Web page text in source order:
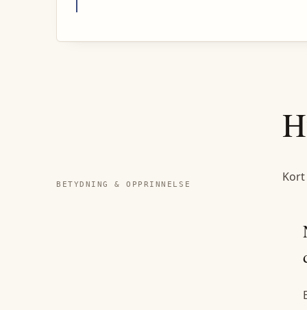
BETYDNING & OPPRINNELSE